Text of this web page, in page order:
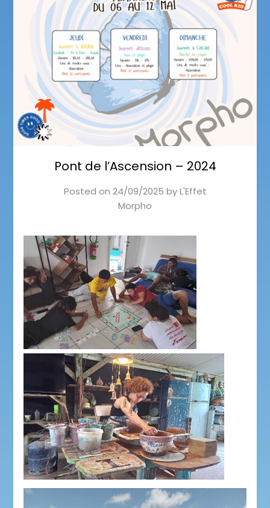
Pont de l’Ascension – 2024
Posted on 24/09/2025 byL'Effet
Morpho